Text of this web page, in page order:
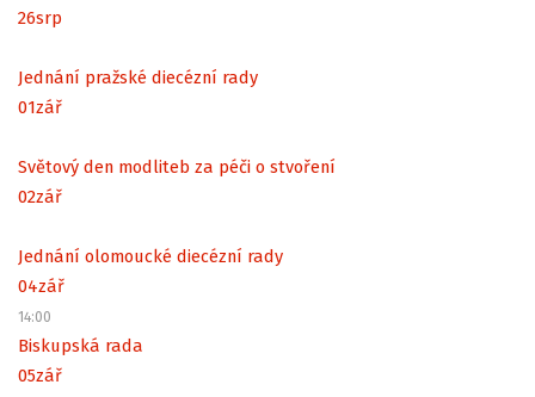
26srp
Jednání pražské diecézní rady
01zář
Světový den modliteb za péči o stvoření
02zář
Jednání olomoucké diecézní rady
04zář
14:00
Biskupská rada
05zář